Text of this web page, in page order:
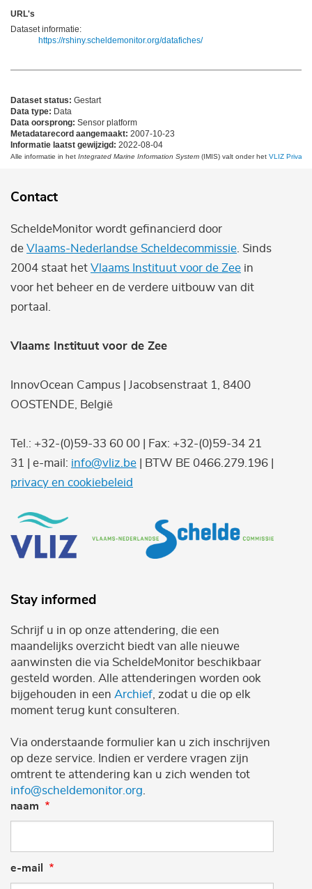
URL's
Dataset informatie:
https://rshiny.scheldemonitor.org/datafiches/
Dataset status: Gestart
Data type: Data
Data oorsprong: Sensor platform
Metadatarecord aangemaakt: 2007-10-23
Informatie laatst gewijzigd: 2022-08-04
Alle informatie in het Integrated Marine Information System (IMIS) valt onder het VLIZ Privacy
Contact
ScheldeMonitor wordt gefinancierd door
de Vlaams-Nederlandse Scheldecommissie . Sinds
2004 staat het Vlaams Instituut voor de Zee in
voor het beheer en de verdere uitbouw van dit
portaal.
Vlaams Instituut voor de Zee
InnovOcean Campus | Jacobsenstraat 1, 8400
OOSTENDE, België
Tel.: +32-(0)59-33 60 00 | Fax: +32-(0)59-34 21
31 | e-mail: info@vliz.be | BTW BE 0466.279.196 |
privacy en cookiebeleid
Stay informed
Schrijf u in op onze attendering, die een
maandelijks overzicht biedt van alle nieuwe
aanwinsten die via ScheldeMonitor beschikbaar
gesteld worden. Alle attenderingen worden ook
bijgehouden in een Archief , zodat u die op elk
moment terug kunt consulteren.
Via onderstaande formulier kan u zich inschrijven
op deze service. Indien er verdere vragen zijn
omtrent te attendering kan u zich wenden tot
info@scheldemonitor.org
naam
e-mail